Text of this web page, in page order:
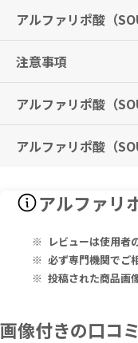
健康維持や年齢に応じ
アルファリポ酸（
食事の有無にかかわら
注意事項
本品は、多量摂取によ
酵母、乳製品、卵、グ
アルファリポ酸（
特に副作用は報告され
アルファリポ酸（
1タブレットあたり：
カルシウム（リン酸水
アルファリ
レビューは使用者
必ず専門機関でご
投稿された商品画
画像付きの口コ